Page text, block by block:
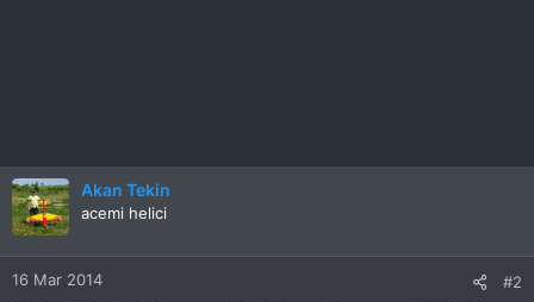
Akan Tekin
acemi helici
16 Mar 2014 #2